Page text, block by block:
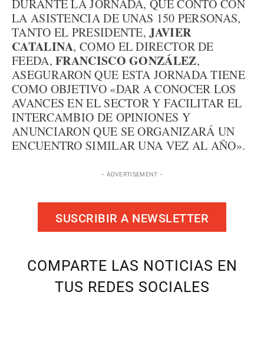
DURANTE LA JORNADA, QUE CONTÓ CON
LA ASISTENCIA DE UNAS 150 PERSONAS,
TANTO EL PRESIDENTE,JAVIER
CATALINA, COMO EL DIRECTOR DE
FEEDA,FRANCISCO GONZÁLEZ,
ASEGURARON QUE ESTA JORNADA TIENE
COMO OBJETIVO «DAR A CONOCER LOS
AVANCES EN EL SECTOR Y FACILITAR EL
INTERCAMBIO DE OPINIONES Y
ANUNCIARON QUE SE ORGANIZARÁ UN
ENCUENTRO SIMILAR UNA VEZ AL AÑO».
- ADVERTISEMENT -
SUSCRIBIR A NEWSLETTER
COMPARTE LAS NOTICIAS EN
TUS REDES SOCIALES